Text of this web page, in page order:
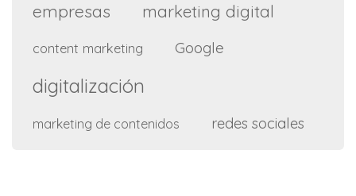
empresas marketing digital
content marketing Google
digitalización
marketing de contenidos redes sociales